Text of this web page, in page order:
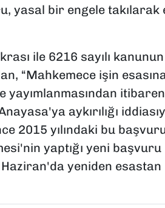
yasal bir engele takılarak
ile 6216 sayılı
“Mahkemece işin
itibaren
aykırılığı
2015 yılındaki bu
yaptığı yeni başvuru
yeniden